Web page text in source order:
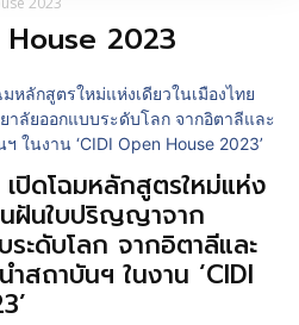
2023
ปิดโฉมหลักสูตรใหม่แห่ง
นฝันใบปริญญาจาก
ะดับโลก จากอิตาลีและ
สถาบันฯ ในงาน ‘CIDI